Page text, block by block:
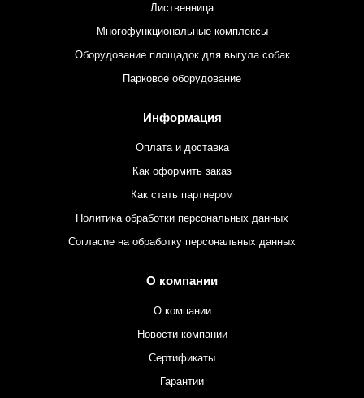
Лиственница
Многофункциональные комплексы
Оборудование площадок для выгула собак
Парковое оборудование
Информация
Оплата и доставка
Как оформить заказ
Как стать партнером
Политика обработки персональных данных
Согласие на обработку персональных данных
О компании
О компании
Новости компании
Сертификаты
Гарантии